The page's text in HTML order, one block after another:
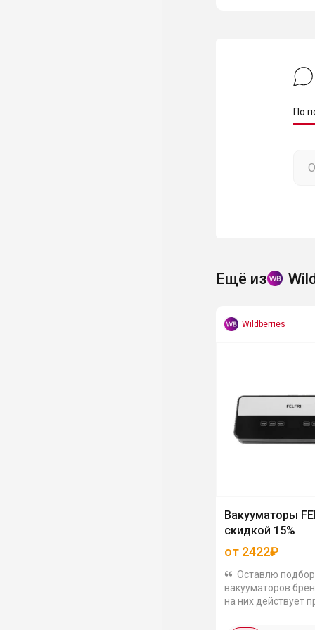
По
Ещё из
Wildberries
Вакууматоры
скидкой 15%
от 2422₽
Оставлю
вакууматоров
на них действует